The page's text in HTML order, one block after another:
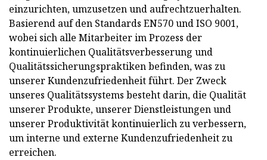
einzurichten, umzusetzen und aufrechtzuerhalten.
Basierend auf den Standards EN570 und ISO 9001,
wobei sich alle Mitarbeiter im Prozess der
kontinuierlichen Qualitätsverbesserung und
Qualitätssicherungspraktiken befinden, was zu
unserer Kundenzufriedenheit führt. Der Zweck
unseres Qualitätssystems besteht darin, die Qualität
unserer Produkte, unserer Dienstleistungen und
unserer Produktivität kontinuierlich zu verbessern,
um interne und externe Kundenzufriedenheit zu
erreichen.